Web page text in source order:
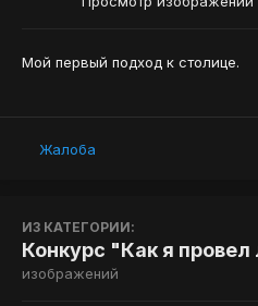
Мой первый подход к столице.
Жалоба
ИЗ КАТЕГОРИИ:
Конкурс "Как я провел
изображений